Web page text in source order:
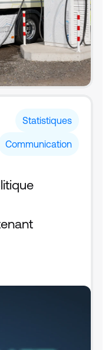
Statistiques
Communication